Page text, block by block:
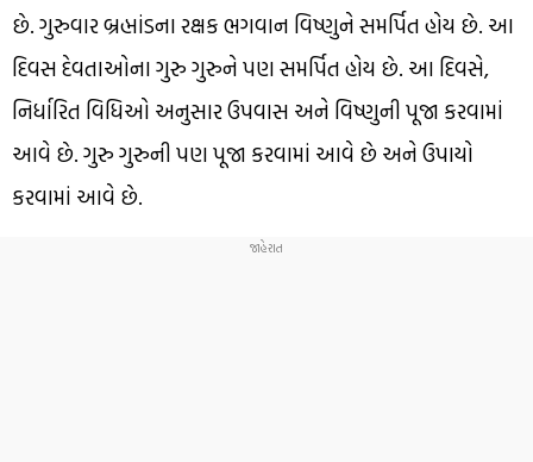
છે. ગુરુવાર બ્રહ્માંડના રક્ષક ભગવાન વિષ્ણુને સમર્પિત હોય છે. આ
દિવસ દેવતાઓના ગુરુ ગુરુને પણ સમર્પિત હોય છે. આ દિવસે,
નિર્ધારિત વિધિઓ અનુસાર ઉપવાસ અને વિષ્ણુની પૂજા કરવામાં
આવે છે. ગુરુ ગુરુની પણ પૂજા કરવામાં આવે છે અને ઉપાયો
કરવામાં આવે છે.